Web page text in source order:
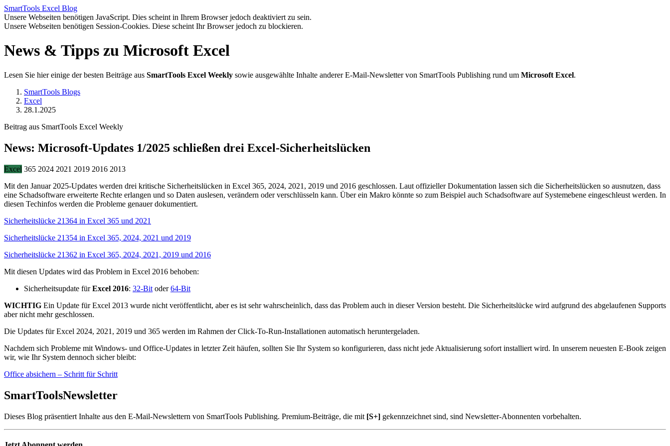
SmartTools Excel Blog
Unsere Webseiten benötigen JavaScript. Dies scheint in Ihrem Browser jedoch deaktiviert zu sein.
Unsere Webseiten benötigen Session-Cookies. Diese scheint Ihr Browser jedoch zu blockieren.
News & Tipps zu Microsoft Excel
Lesen Sie hier einige der besten Beiträge aus SmartTools Excel Weekly sowie ausgewählte Inhalte anderer E-Mail-Newsletter von SmartTools Publishing rund um Microsoft Excel.
SmartTools Blogs
Excel
28.1.2025
Beitrag aus SmartTools Excel Weekly
News: Microsoft-Updates 1/2025 schließen drei Excel-Sicherheitslücken
Excel 365 2024 2021 2019 2016 2013
Mit den Januar 2025-Updates werden drei kritische Sicherheitslücken in Excel 365, 2024, 2021, 2019 und 2016 geschlossen. Laut offizieller Dokumentation lassen sich die Sicherheitslücken so ausnutzen, dass
eine Schadsoftware erweiterte Rechte erlangen und so Daten auslesen, verändern oder verschlüsseln kann. Über ein Makro könnte so zum Beispiel auch Schadsoftware auf Systemebene eingeschleust werden. In
diesen Techinfos werden die Probleme genauer dokumentiert.
Sicherheitslücke 21364 in Excel 365 und 2021
Sicherheitslücke 21354 in Excel 365, 2024, 2021 und 2019
Sicherheitslücke 21362 in Excel 365, 2024, 2021, 2019 und 2016
Mit diesen Updates wird das Problem in Excel 2016 behoben:
Sicherheitsupdate fürExcel 2016: 32-Bit oder64-Bit
WICHTIG Ein Update für Excel 2013 wurde nicht veröffentlicht, aber es ist sehr wahrscheinlich, dass das Problem auch in dieser Version besteht. Die Sicherheitslücke wird aufgrund des abgelaufenen Supports
aber nicht mehr geschlossen.
Die Updates für Excel 2024, 2021, 2019 und 365 werden im Rahmen der Click-To-Run-Installationen automatisch heruntergeladen.
Nachdem sich Probleme mit Windows- und Office-Updates in letzter Zeit häufen, sollten Sie Ihr System so konfigurieren, dass nicht jede Aktualisierung sofort installiert wird. In unserem neuesten E-Book zeigen
wir, wie Ihr System dennoch sicher bleibt:
Office absichern – Schritt für Schritt
SmartToolsNewsletter
Dieses Blog präsentiert Inhalte aus den E-Mail-Newslettern von SmartTools Publishing. Premium-Beiträge, die mit [S+] gekennzeichnet sind, sind Newsletter-Abonnenten vorbehalten.